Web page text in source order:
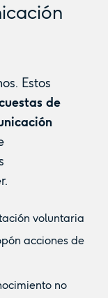
Estos
de
voluntaria
acciones de
no